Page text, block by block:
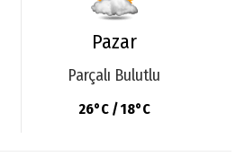
Pazar
Parçalı Bulutlu
26°C / 18°C